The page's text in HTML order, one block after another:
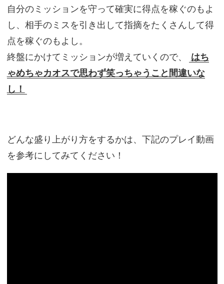
自分のミッションを守って確実に得点を稼ぐのもよ
し、相手のミスを引き出して指摘をたくさんして得
点を稼ぐのもよし。
終盤にかけてミッションが増えていくので、
はち
ゃめちゃカオスで思わず笑っちゃうこと間違いな
し！
どんな盛り上がり方をするかは、下記のプレイ動画
を参考にしてみてください！